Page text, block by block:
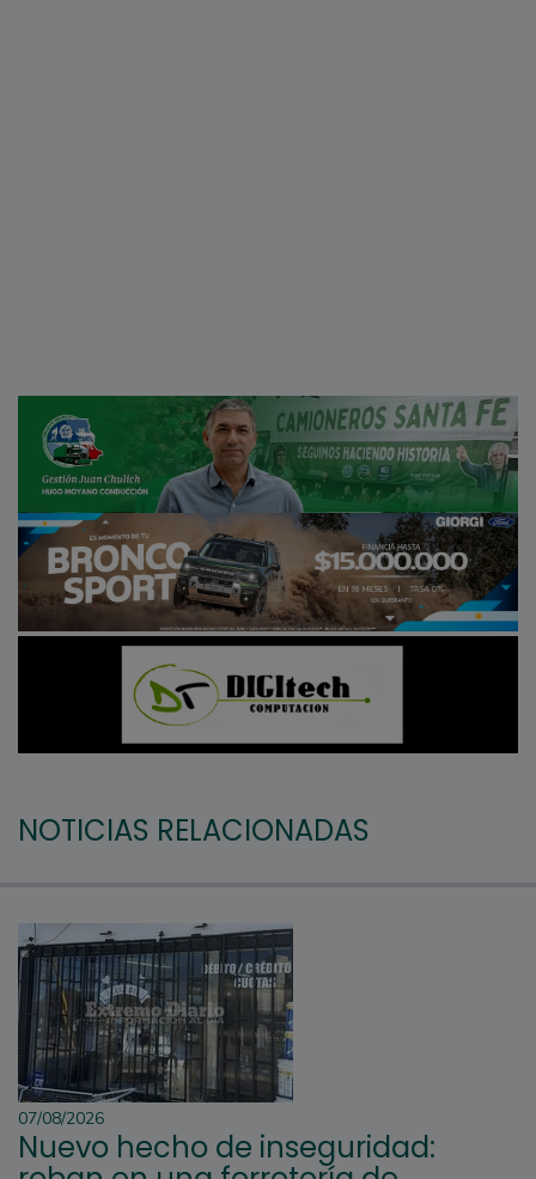
NOTICIAS RELACIONADAS
07/08/2026
Nuevo hecho de inseguridad: